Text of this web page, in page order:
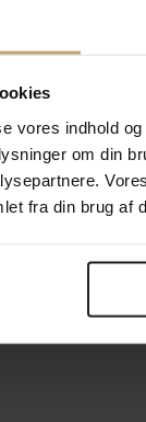
vores indhold
om din
fra din brug af